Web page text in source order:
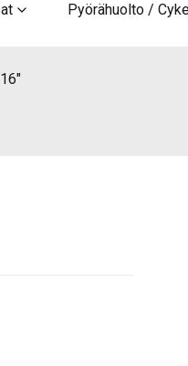
Pyörähuolto /
16"